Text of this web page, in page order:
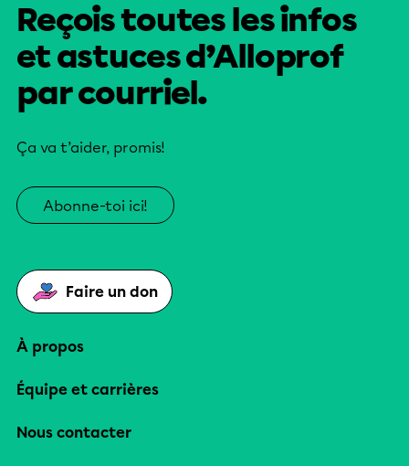
Reçois toutes les infos
et astuces d’Alloprof
par courriel.
Ça va t’aider, promis!
Abonne-toi ici!
Faire un don
À propos
Équipe et carrières
Nous contacter